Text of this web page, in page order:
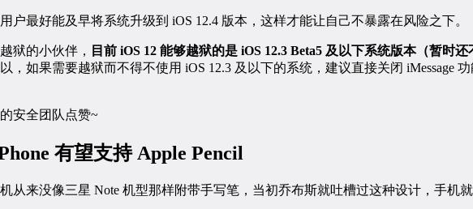
户最好能及早将系统升级到 iOS 12.4 版本，这样才能让自己不暴露在风险之下。
狱的小伙伴，
目前 iOS 12 能够越狱的是 iOS 12.3 Beta5 及以下系统版本（暂时还
，如果需要越狱而不得不使用 iOS 12.3 及以下的系统，建议直接关闭 iMessage
安全团队点赞~
有望支持 Apple Pencil
机从来没像三星 Note 机型那样附带手写笔，当初乔布斯就吐槽过这种设计，手机